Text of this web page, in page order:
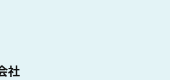
社